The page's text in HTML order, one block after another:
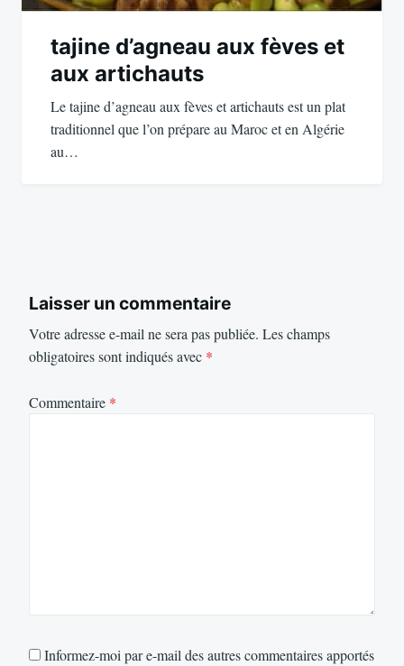
tajine d’agneau aux fèves et
aux artichauts
Le tajine d’agneau aux fèves et artichauts est un plat
traditionnel que l’on prépare au Maroc et en Algérie
au…
Laisser un commentaire
Votre adresse e-mail ne sera pas publiée. Les champs
obligatoires sont indiqués avec *
Commentaire *
Informez-moi par e-mail des autres commentaires apportés